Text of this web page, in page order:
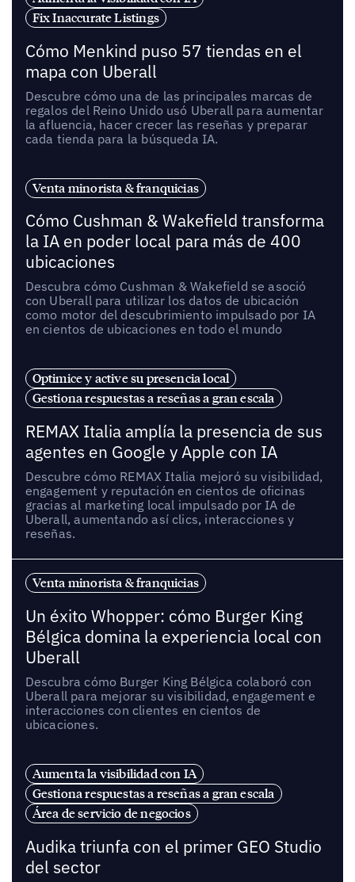
Fix Inaccurate Listings
Cómo Menkind puso 57 tiendas en el
mapa con Uberall
Descubre cómo una de las principales marcas de
regalos del Reino Unido usó Uberall para aumentar
la afluencia, hacer crecer las reseñas y preparar
cada tienda para la búsqueda IA.
Venta minorista & franquicias
Cómo Cushman & Wakefield transforma
la IA en poder local para más de 400
ubicaciones
Descubra cómo Cushman & Wakefield se asoció
con Uberall para utilizar los datos de ubicación
como motor del descubrimiento impulsado por IA
en cientos de ubicaciones en todo el mundo
Optimice y active su presencia local
Gestiona respuestas a reseñas a gran escala
REMAX Italia amplía la presencia de sus
agentes en Google y Apple con IA
Descubre cómo REMAX Italia mejoró su visibilidad,
engagement y reputación en cientos de oficinas
gracias al marketing local impulsado por IA de
Uberall, aumentando así clics, interacciones y
reseñas.
Venta minorista & franquicias
Un éxito Whopper: cómo Burger King
Bélgica domina la experiencia local con
Uberall
Descubra cómo Burger King Bélgica colaboró con
Uberall para mejorar su visibilidad, engagement e
interacciones con clientes en cientos de
ubicaciones.
Aumenta la visibilidad con IA
Gestiona respuestas a reseñas a gran escala
Área de servicio de negocios
Audika triunfa con el primer GEO Studio
del sector